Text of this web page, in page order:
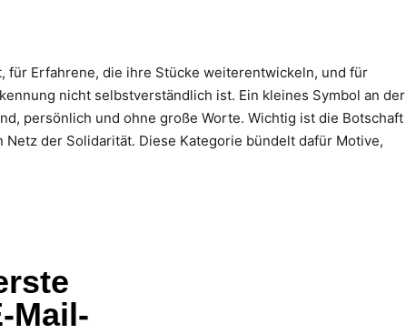
für Erfahrene, die ihre Stücke weiterentwickeln, und für
nicht selbstverständlich ist. Ein kleines Symbol an der
persönlich und ohne große Worte. Wichtig ist die Botschaft
der Solidarität. Diese Kategorie bündelt dafür Motive,
Mail-